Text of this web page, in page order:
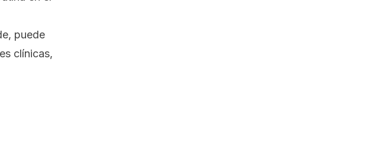
puede
clínicas,